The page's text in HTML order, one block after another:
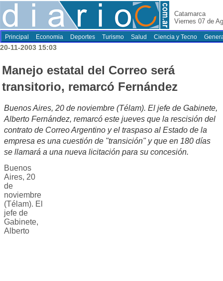
Catamarca
Viernes 07 de
Principal Economia Deportes Turismo Salud Ciencia y Tecno
20-11-2003 15:03
Manejo estatal del Correo será
transitorio, remarcó Fernández
Buenos Aires, 20 de noviembre (Télam). El jefe de Gabinete,
Alberto Fernández, remarcó este jueves que la rescisión del
contrato de Correo Argentino y el traspaso al Estado de la
empresa es una cuestión de "transición" y que en 180 días
se llamará a una nueva licitación para su concesión.
Buenos
Aires, 20
de
noviembre
(Télam). El
jefe de
Gabinete,
Alberto